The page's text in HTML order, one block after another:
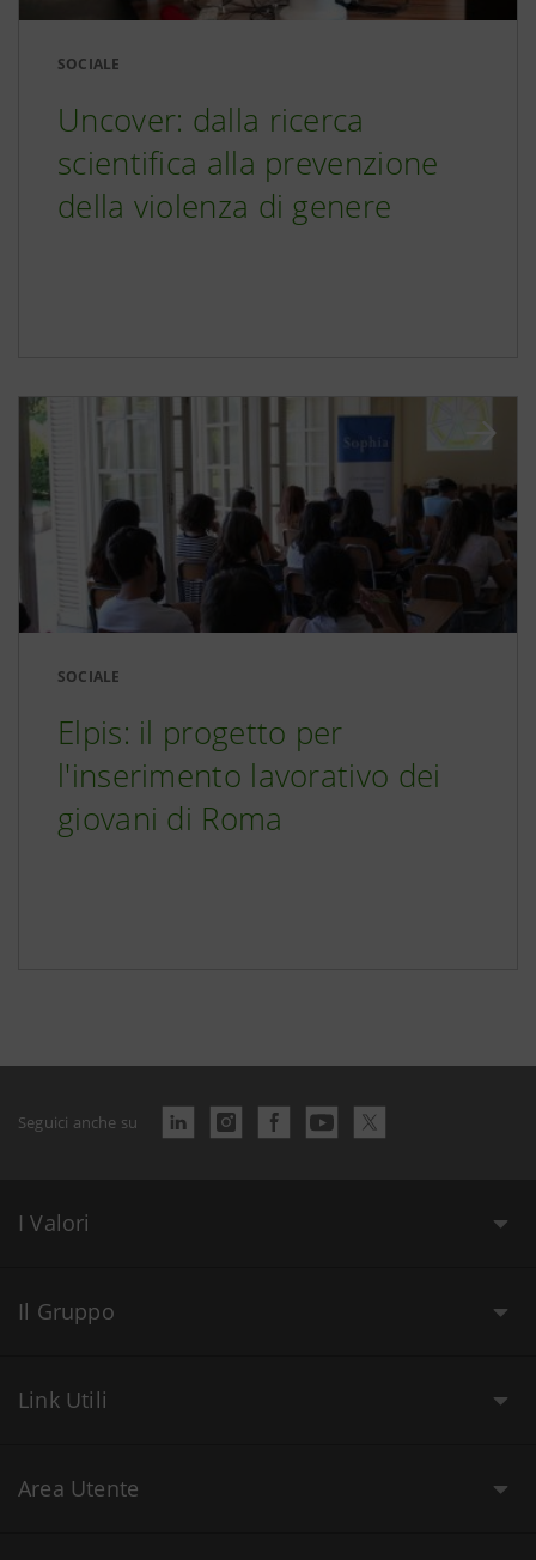
SOCIALE
Uncover: dalla ricerca
scientifica alla prevenzione
della violenza di genere
SOCIALE
Elpis: il progetto per
l'inserimento lavorativo dei
giovani di Roma
Seguici anche su
I Valori
Il Gruppo
Link Utili
Area Utente